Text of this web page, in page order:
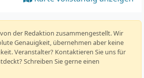
der Redaktion zusammengestellt. Wir
Genauigkeit, übernehmen aber keine
Veranstalter? Kontaktieren Sie uns für
Schreiben Sie gerne einen